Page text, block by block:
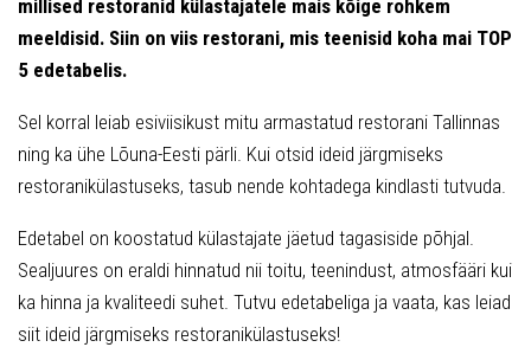
millised restoranid külastajatele mais kõige rohkem
meeldisid. Siin on viis restorani, mis teenisid koha mai TOP
5 edetabelis.
Sel korral leiab esiviisikust mitu armastatud restorani Tallinnas
ning ka ühe Lõuna-Eesti pärli. Kui otsid ideid järgmiseks
restoranikülastuseks, tasub nende kohtadega kindlasti tutvuda.
Edetabel on koostatud külastajate jäetud tagasiside põhjal.
Sealjuures on eraldi hinnatud nii toitu, teenindust, atmosfääri kui
ka hinna ja kvaliteedi suhet. Tutvu edetabeliga ja vaata, kas leiad
siit ideid järgmiseks restoranikülastuseks!